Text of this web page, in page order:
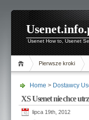
Usenet How to, Usenet
Pierwsze kroki
Home > Dostawcy
XS Usenet nie chce
lipca 19th, 2012